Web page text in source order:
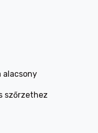
alacsony
szőrzethez